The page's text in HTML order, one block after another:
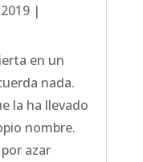
|
en un
nada.
la ha llevado
nombre.
azar